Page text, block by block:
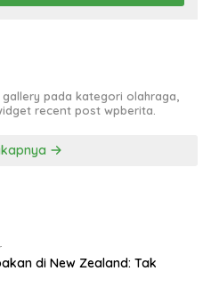
pada kategori olahraga,
recent post wpberita.
di New Zealand: Tak